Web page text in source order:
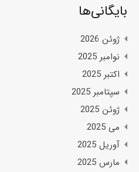
بایگانی‌ها
ژوئن 2026
نوامبر 2025
اکتبر 2025
سپتامبر 2025
ژوئن 2025
می 2025
آوریل 2025
مارس 2025